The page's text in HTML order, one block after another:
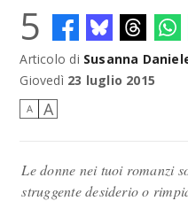
5
Articolo di Susanna
Giovedì 23 luglio 2015
A A
Le donne nei tuoi romanzi
struggente desiderio o